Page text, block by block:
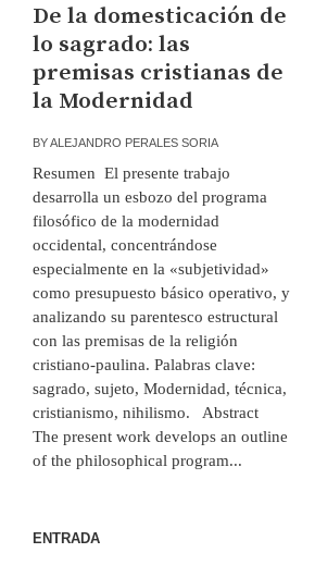
De la domesticación de
lo sagrado: las
premisas cristianas de
la Modernidad
BYALEJANDRO PERALES SORIA
Resumen El presente trabajo
desarrolla un esbozo del programa
filosófico de la modernidad
occidental, concentrándose
especialmente en la «subjetividad»
como presupuesto básico operativo, y
analizando su parentesco estructural
con las premisas de la religión
cristiano-paulina. Palabras clave:
sagrado, sujeto, Modernidad, técnica,
cristianismo, nihilismo. Abstract
The present work develops an outline
of the philosophical program...
ENTRADA